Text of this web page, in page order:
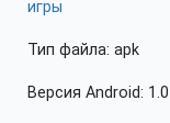
игры
Тип файла: apk
Версия Android: